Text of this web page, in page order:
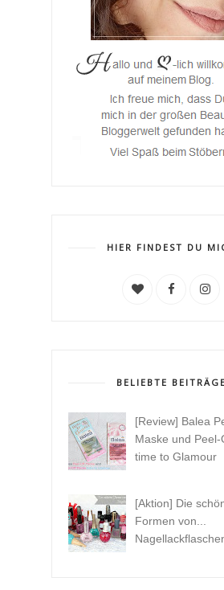
HIER FINDEST DU
BELIEBTE BEITRÄGE
[Review] Balea
Maske und Peel-
time to Glamour
[Aktion] Die
Formen von...